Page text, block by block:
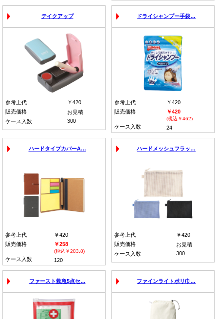
テイクアップ
参考上代
￥420
販売価格
お見積
ケース入数
300
ドライシャンプー手袋…
参考上代
￥420
販売価格
￥420
(税込￥462)
ケース入数 24
ハードタイプカバーA…
参考上代
￥420
販売価格
￥258
(税込￥283.8)
ケース入数 120
ハードメッシュフラッ…
参考上代
￥420
販売価格
お見積
ケース入数
300
ファースト救急5点セ… ファインライトポリ巾…